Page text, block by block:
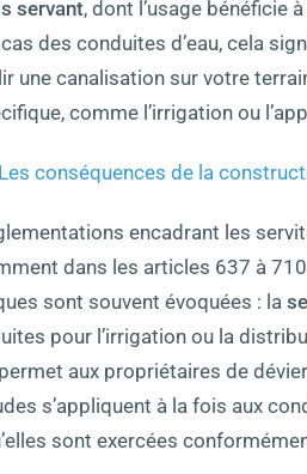
servant, dont l’usage bénéficie
des conduites d’eau, cela
une canalisation sur votre
comme l’irrigation ou
Les conséquences de la
encadrant les
dans les articles 637 à
sont souvent évoquées : la
pour l’irrigation ou la
aux propriétaires de
s’appliquent à la fois aux
sont exercées